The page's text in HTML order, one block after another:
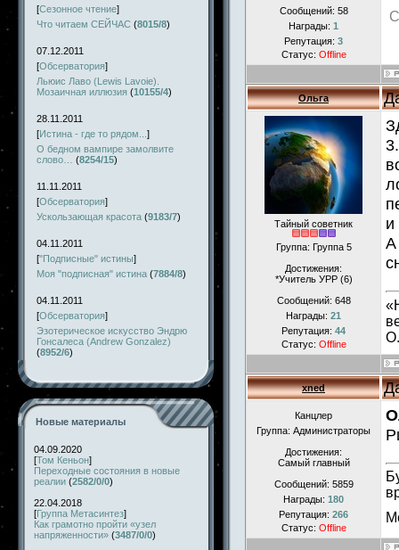
[Сезонное чтение]
Что читаем СЕЙЧАС (8015/8)
07.12.2011
[Обсерватория]
Льюис Лаво (Lewis Lavoie).
Мозаичная иллюзия (10155/4)
28.11.2011
[Истина - где то рядом... ]
О бедном вампире замолвите
слово…
(8254/15)
11.11.2011
[Обсерватория]
Ускользающая красота (9183/7)
04.11.2011
["Подписные" истины]
Моя "подписная" истина (7884/8)
04.11.2011
[Обсерватория]
Эзотерическое искусство Эндрю
Гонсалеса (Andrew Gonzalez)
(8952/6)
Новые материалы
04.09.2020
[Том Кеньон]
Переходные состояния в новые
реалии (2582/0/0)
22.04.2018
[Группа Метасинтез]
Как грамотно пройти «узел
напряженности» (3487/0/0)
Сообщений: 58
Награды: 1
Репутация: 3
Статус: Offline
Ольга
Тайный советник
Группа: Группа 5
Достижения:
*Учитель УРР (6)
Сообщений: 648
Награды: 21
Репутация: 44
Статус: Offline
и
А
xned
Канцлер
Группа: Администраторы
Достижения:
Самый главный
Сообщений: 5859
Награды: 180
Репутация: 266
Статус: Offline